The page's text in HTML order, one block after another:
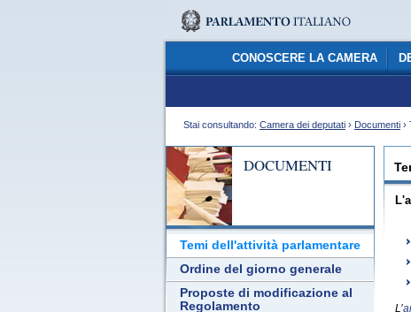
CONOSCERE LA CAMERA
Stai consultando: Camera dei deputati › Documenti ›
DOCUMENTI
Temi dell'attività parlamentare
Ordine del giorno generale
Proposte di modificazione al
Regolamento
L’